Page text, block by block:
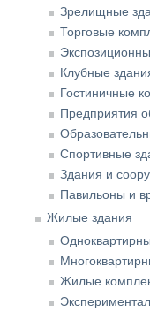
Зрелищные
Торговые
Клубные
Гостиничные
Предприятия
Спортивные
Здания и
Павильоны и
Жилые здания
Жилые